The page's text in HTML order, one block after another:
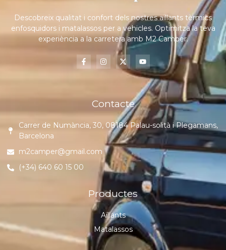
Descobreix qualitat i confort dels nostres aïllants tèrmics
enfosquidors i matalassos per a vehicles. Optimitza la teva
experiència a la carretera amb M2 Camper.
Contacte
Carrer de Numància, 30, 08184 Palau-solità i Plegamans,
Barcelona
m2camper@gmail.com
(+34) 640 60 15 00
Productes
Aïllants
Matalassos